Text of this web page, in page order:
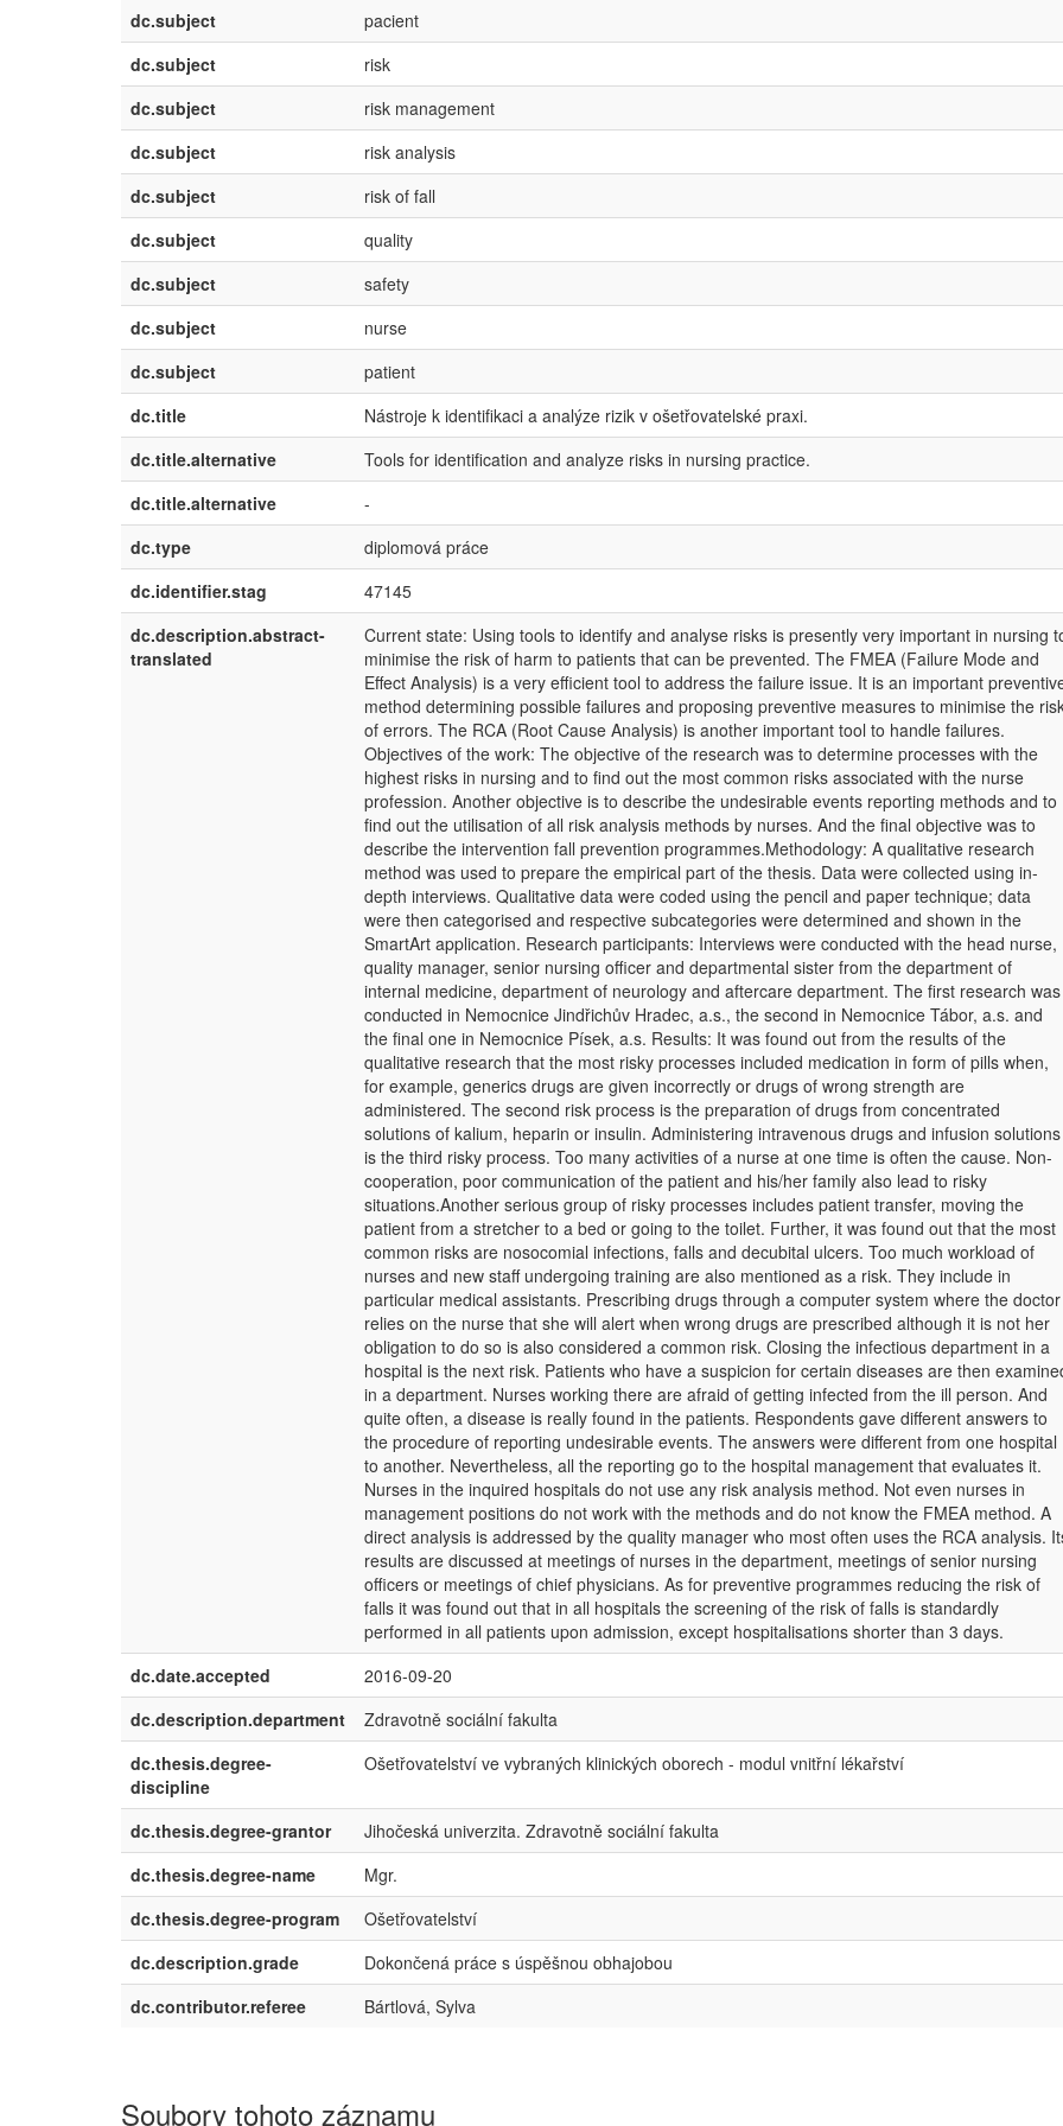
dc.subject
pacient
dc.subject
risk
dc.subject
risk management
dc.subject
risk analysis
dc.subject
risk of fall
dc.subject
quality
dc.subject
safety
dc.subject
nurse
dc.subject
patient
dc.title
Nástroje k identifikaci a analýze rizik v ošetřovatelské praxi.
dc.title.alternative
Tools for identification and analyze risks in nursing practice.
dc.title.alternative
-
dc.type
diplomová práce
dc.identifier.stag
47145
dc.description.abstract-
translated
Current state: Using tools to identify and analyse risks is presently very important in nursing
minimise the risk of harm to patients that can be prevented. The FMEA (Failure Mode and
Effect Analysis) is a very efficient tool to address the failure issue. It is an important
method determining possible failures and proposing preventive measures to minimise the
of errors. The RCA (Root Cause Analysis) is another important tool to handle failures.
Objectives of the work: The objective of the research was to determine processes with the
highest risks in nursing and to find out the most common risks associated with the nurse
profession. Another objective is to describe the undesirable events reporting methods and to
find out the utilisation of all risk analysis methods by nurses. And the final objective was to
describe the intervention fall prevention programmes.Methodology: A qualitative research
method was used to prepare the empirical part of the thesis. Data were collected using in-
depth interviews. Qualitative data were coded using the pencil and paper technique; data
were then categorised and respective subcategories were determined and shown in the
SmartArt application. Research participants: Interviews were conducted with the head nurse,
quality manager, senior nursing officer and departmental sister from the department of
internal medicine, department of neurology and aftercare department. The first research was
conducted in Nemocnice Jindřichův Hradec, a.s., the second in Nemocnice Tábor, a.s. and
the final one in Nemocnice Písek, a.s. Results: It was found out from the results of the
qualitative research that the most risky processes included medication in form of pills when,
for example, generics drugs are given incorrectly or drugs of wrong strength are
administered. The second risk process is the preparation of drugs from concentrated
solutions of kalium, heparin or insulin. Administering intravenous drugs and infusion solutions
is the third risky process. Too many activities of a nurse at one time is often the cause. Non-
cooperation, poor communication of the patient and his/her family also lead to risky
situations.Another serious group of risky processes includes patient transfer, moving the
patient from a stretcher to a bed or going to the toilet. Further, it was found out that the most
common risks are nosocomial infections, falls and decubital ulcers. Too much workload of
nurses and new staff undergoing training are also mentioned as a risk. They include in
particular medical assistants. Prescribing drugs through a computer system where the doctor
relies on the nurse that she will alert when wrong drugs are prescribed although it is not her
obligation to do so is also considered a common risk. Closing the infectious department in a
hospital is the next risk. Patients who have a suspicion for certain diseases are then
in a department. Nurses working there are afraid of getting infected from the ill person. And
quite often, a disease is really found in the patients. Respondents gave different answers to
the procedure of reporting undesirable events. The answers were different from one hospital
to another. Nevertheless, all the reporting go to the hospital management that evaluates it.
Nurses in the inquired hospitals do not use any risk analysis method. Not even nurses in
management positions do not work with the methods and do not know the FMEA method. A
direct analysis is addressed by the quality manager who most often uses the RCA analysis.
results are discussed at meetings of nurses in the department, meetings of senior nursing
officers or meetings of chief physicians. As for preventive programmes reducing the risk of
falls it was found out that in all hospitals the screening of the risk of falls is standardly
performed in all patients upon admission, except hospitalisations shorter than 3 days.
dc.date.accepted
2016-09-20
dc.description.department
Zdravotně sociální fakulta
dc.thesis.degree-
discipline
Ošetřovatelství ve vybraných klinických oborech - modul vnitřní lékařství
dc.thesis.degree-grantor
Jihočeská univerzita. Zdravotně sociální fakulta
dc.thesis.degree-name
Mgr.
dc.thesis.degree-program
Ošetřovatelství
dc.description.grade
Dokončená práce s úspěšnou obhajobou
dc.contributor.referee
Bártlová, Sylva
Soubory tohoto záznamu